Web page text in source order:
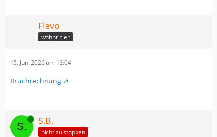
Flevo
wohnt hier
15. Juni 2026 um 13:04
Bruchrechnung
Online S.B.
nicht zu stoppen